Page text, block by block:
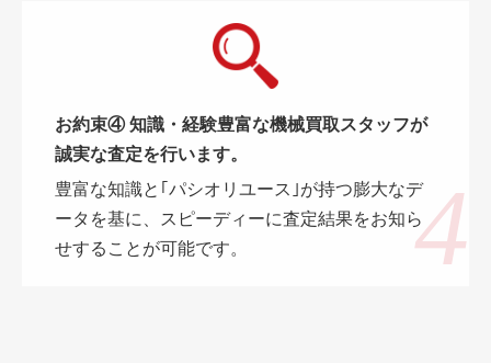
お約束④ 知識・経験豊富な機械買取スタッフが
誠実な査定を行います。
豊富な知識と｢パシオリユース｣が持つ膨大なデ
ータを基に、スピーディーに査定結果をお知ら
せすることが可能です。